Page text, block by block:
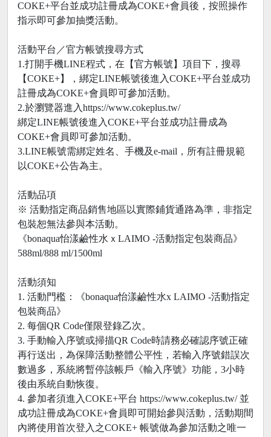
COKE+平台並成功註冊成為COKE+會員後，按照操作
指示即可參加抽獎活動。
活動平台／官方帳號搜尋方式
1.打開手機LINE程式，在【官方帳號】項目下，搜尋
【COKE+】，綁定LINE帳號後進入COKE+平台並成功
註冊成為COKE+會員即可參加活動。
2.於瀏覽器進入https://www.cokeplus.tw/
綁定LINE帳號後進入COKE+平台並成功註冊成為
COKE+會員即可參加活動。
3.LINE帳號需綁定姓名、手機及e-mail，所有註冊規範
以COKE+公告為主。
活動品項
※ 活動指定商品銷售地區以實際鋪貨通路為準，非指定
包裝恕無法參與本活動。
《bonaqua怡漾鹼性水ｘLAIMO -活動指定包裝商品》
588ml/888 ml/1500ml
活動須知
1. 活動門檻：《bonaqua怡漾鹼性水x LAIMO -活動指定
包裝商品》
2. 每個QR Code僅限登錄乙次。
3. 手動輸入序號或掃描QR Code時請務必確認序號正確
再行送出，為保障活動整體公平性，若輸入序號錯誤次
數過多，系統將暫停該帳戶《輸入序號》功能，3小時
後由系統自動恢復。
4. 參加者須進入COKE+平台 https://www.cokeplus.tw/ 並
成功註冊成為COKE+會員即可開始參與活動，活動期間
內將使用首次登入之COKE+ 帳號做為參加活動之唯一